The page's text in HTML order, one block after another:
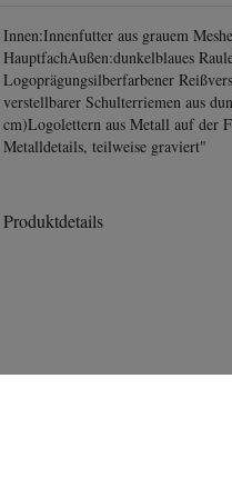
Innen:Innenfutter aus grauem
HauptfachAußen:dunkelblaues
Logoprägungsilberfarbener
verstellbarer Schulterriemen aus
cm)Logolettern aus Metall auf der
Metalldetails, teilweise graviert"
Produktdetails